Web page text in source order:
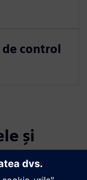
control
și